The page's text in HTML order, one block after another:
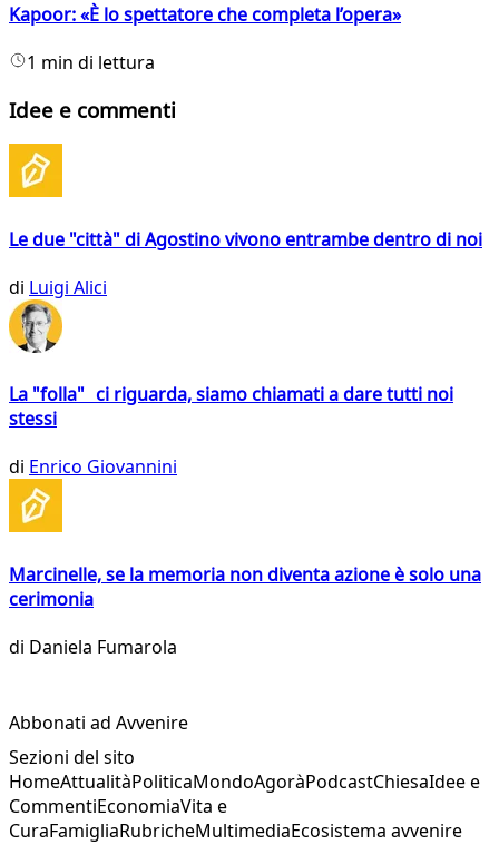
Kapoor: «È lo spettatore che completa l’opera»
1 min di lettura
Idee e commenti
Le due "città" di Agostino vivono entrambe dentro di noi
di Luigi Alici
La "folla" ci riguarda, siamo chiamati a dare tutti noi
stessi
di Enrico Giovannini
Marcinelle, se la memoria non diventa azione è solo una
cerimonia
di Daniela Fumarola
Abbonati ad Avvenire
Sezioni del sito
HomeAttualitàPoliticaMondoAgoràPodcastChiesaIdee e
CommentiEconomiaVita e
CuraFamigliaRubricheMultimediaEcosistema avvenire